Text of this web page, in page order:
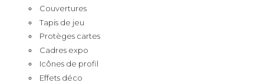
Couvertures
Tapis de jeu
Protèges cartes
Cadres expo
Icônes de profil
Effets déco